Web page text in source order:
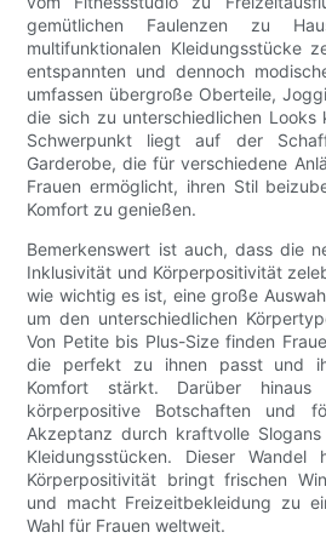
gemütlichen Faulenzen zu
multifunktionalen Kleidungsstücke
entspannten und dennoch
umfassen übergroße Oberteile,
die sich zu unterschiedlichen Looks
Schwerpunkt liegt auf der
Garderobe, die für verschiedene
Frauen ermöglicht, ihren Stil
Komfort zu genießen.
Bemerkenswert ist auch, dass die
Inklusivität und Körperpositivität
wie wichtig es ist, eine große
um den unterschiedlichen
Von Petite bis Plus-Size finden
die perfekt zu ihnen passt und
Komfort stärkt. Darüber
körperpositive Botschaften und
Akzeptanz durch kraftvolle
Kleidungsstücken. Dieser
Körperpositivität bringt frischen
und macht Freizeitbekleidung zu
Wahl für Frauen weltweit.